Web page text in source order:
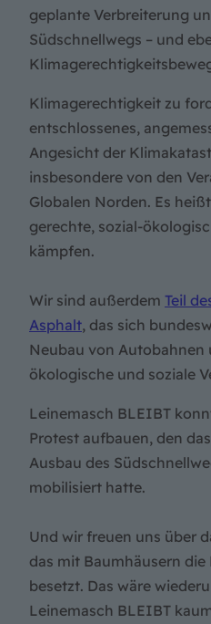
geplante Verbreiterung
Südschnellwegs – und
Klimagerechtigkeit zu
entschlossenes,
Angesicht der
insbesondere von den
Globalen Norden. Es
gerechte, sozial-
kämpfen.
Wir sind außerdem Teil
Asphalt, das sich
Neubau von Autobahnen
ökologische und soziale
Leinemasch BLEIBT
Protest aufbauen, den
Ausbau des
mobilisiert hatte.
Und wir freuen uns über
das mit Baumhäusern die
besetzt. Das wäre
Leinemasch BLEIBT